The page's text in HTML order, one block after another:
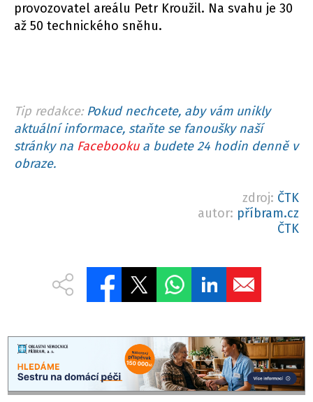
provozovatel areálu Petr Kroužil. Na svahu je 30
až 50 technického sněhu.
Tip redakce: Pokud nechcete, aby vám unikly
aktuální informace, staňte se fanoušky naší
stránky na Facebookua budete 24 hodin denně v
obraze.
zdroj: ČTK
autor: příbram.cz
ČTK